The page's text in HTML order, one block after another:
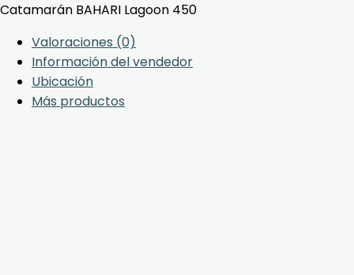
Catamarán BAHARI Lagoon 450
Valoraciones (0)
Información del vendedor
Ubicación
Más productos